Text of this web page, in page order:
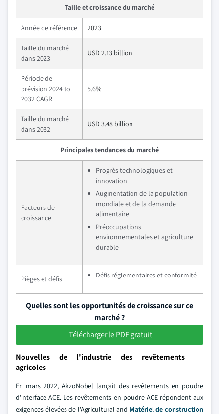
Taille et croissance du marché
Année de référence 2023
Taille du marché
dans 2023
USD 2.13 billion
Période de
prévision 2024 to
2032 CAGR
5.6%
Taille du marché
dans 2032
USD 3.48 billion
Principales tendances du marché
Facteurs de
croissance
Progrès technologiques et
innovation
Augmentation de la population
mondiale et de la demande
alimentaire
Préoccupations
environnementales et agriculture
durable
Pièges et défis Défis réglementaires et conformité
Quelles sont les opportunités de croissance sur ce
marché ?
Télécharger le PDF gratuit
Nouvelles de l'industrie des revêtements
agricoles
En mars 2022, AkzoNobel lançait des revêtements en poudre
d'interface ACE. Les revêtements en poudre ACE répondent aux
exigences élevées de l'Agricultural and Matériel de construction